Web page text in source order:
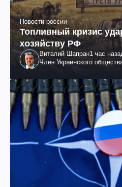
Новости россии
Топливный кризис
хозяйству РФ
Виталий Шапран1 час
Член Украинского